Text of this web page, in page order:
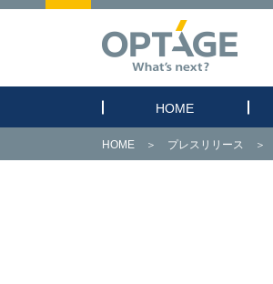
HOME
HOME ＞ プレスリリース ＞